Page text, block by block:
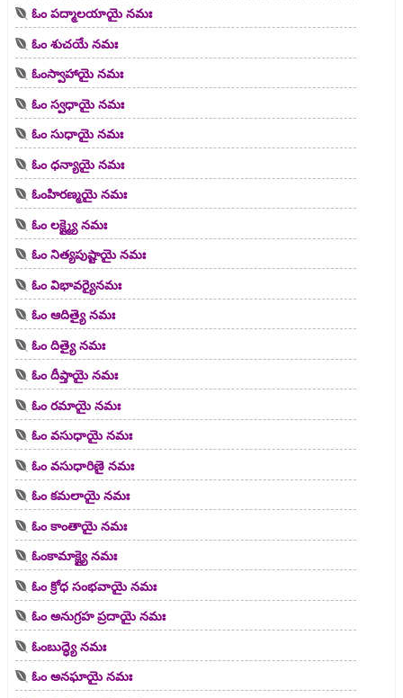
ఓం పద్మాలయాయై నమః
ఓం శుచయే నమః
ఓంస్వాహాయై నమః
ఓం స్వధాయై నమః
ఓం సుధాయై నమః
ఓం ధన్యాయై నమః
ఓంహిరణ్మయై నమః
ఓం లక్ష్మ్యై నమః
ఓం నిత్యపుష్టాయై నమః
ఓం విభావర్యైనమః
ఓం ఆదిత్యై నమః
ఓం దిత్యై నమః
ఓం దీప్తాయై నమః
ఓం రమాయై నమః
ఓం వసుధాయై నమః
ఓం వసుధారిణై నమః
ఓం కమలాయై నమః
ఓం కాంతాయై నమః
ఓంకామాక్ష్యై నమః
ఓం క్రోధ సంభవాయై నమః
ఓం అనుగ్రహ ప్రదాయై నమః
ఓంబుద్ధ్యె నమః
ఓం అనఘాయై నమః